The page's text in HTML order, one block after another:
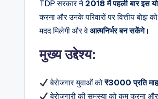
TDP सरकार ने 2018 में पहली बार इस
करना और उनके परिवारों पर वित्तीय
मदद मिलेगी और वे आत्मनिर्भर बन सकेंगे।
मुख्य उद्देश्य:
बेरोजगार युवाओं को₹3000 प्रति माह
बेरोजगारी की समस्या को कम करना